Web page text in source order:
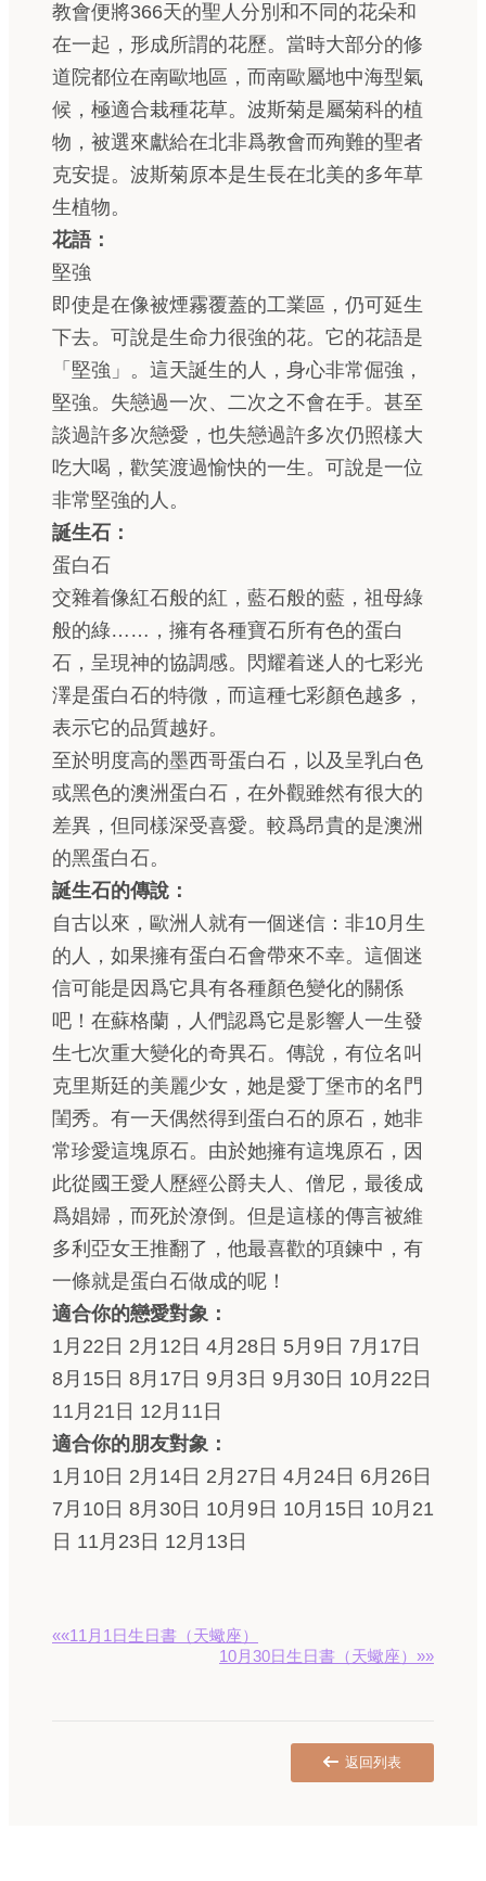
教會便將366天的聖人分別和不同的花朵和
在一起，形成所謂的花歷。當時大部分的修
道院都位在南歐地區，而南歐屬地中海型氣
候，極適合栽種花草。波斯菊是屬菊科的植
物，被選來獻給在北非爲教會而殉難的聖者
克安提。波斯菊原本是生長在北美的多年草
生植物。
花語：
堅強
即使是在像被煙霧覆蓋的工業區，仍可延生
下去。可說是生命力很強的花。它的花語是
「堅強」。這天誕生的人，身心非常倔強，
堅強。失戀過一次、二次之不會在手。甚至
談過許多次戀愛，也失戀過許多次仍照樣大
吃大喝，歡笑渡過愉快的一生。可說是一位
非常堅強的人。
誕生石：
蛋白石
交雜着像紅石般的紅，藍石般的藍，祖母綠
般的綠……，擁有各種寶石所有色的蛋白
石，呈現神的協調感。閃耀着迷人的七彩光
澤是蛋白石的特微，而這種七彩顏色越多，
表示它的品質越好。
至於明度高的墨西哥蛋白石，以及呈乳白色
或黑色的澳洲蛋白石，在外觀雖然有很大的
差異，但同樣深受喜愛。較爲昂貴的是澳洲
的黑蛋白石。
誕生石的傳說：
自古以來，歐洲人就有一個迷信：非10月生
的人，如果擁有蛋白石會帶來不幸。這個迷
信可能是因爲它具有各種顏色變化的關係
吧！在蘇格蘭，人們認爲它是影響人一生發
生七次重大變化的奇異石。傳說，有位名叫
克里斯廷的美麗少女，她是愛丁堡市的名門
閨秀。有一天偶然得到蛋白石的原石，她非
常珍愛這塊原石。由於她擁有這塊原石，因
此從國王愛人歷經公爵夫人、僧尼，最後成
爲娼婦，而死於潦倒。但是這樣的傳言被維
多利亞女王推翻了，他最喜歡的項鍊中，有
一條就是蛋白石做成的呢！
適合你的戀愛對象：
1月22日 2月12日 4月28日 5月9日 7月17日
8月15日 8月17日 9月3日 9月30日 10月22日
11月21日 12月11日
適合你的朋友對象：
1月10日 2月14日 2月27日 4月24日 6月26日
7月10日 8月30日 10月9日 10月15日 10月21
日 11月23日 12月13日
««11月1日生日書（天蠍座）
10月30日生日書（天蠍座）»»
返回列表